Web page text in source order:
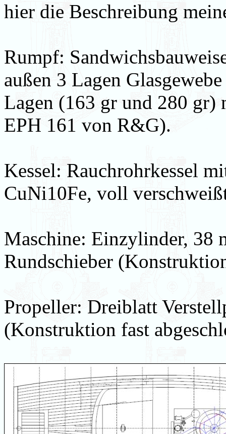
hier die Beschreibung
Rumpf:
außen 3 Lagen
Lagen (163 gr und 280
EPH 161 von R&G).
Kessel: Rauchrohrkessel
CuNi10Fe, voll
Maschine: Einzylinder, 38
Rundschieber
Propeller: Dreiblatt
(Konstruktion fast